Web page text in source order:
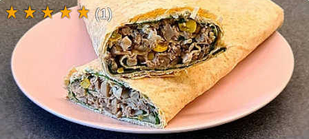
(1)